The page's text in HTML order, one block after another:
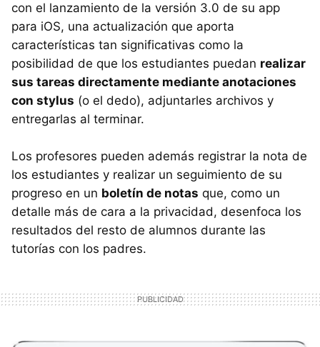
con el lanzamiento de la versión 3.0 de su app
para iOS, una actualización que aporta
características tan significativas como la
posibilidad de que los estudiantes puedan realizar
sus tareas directamente mediante anotaciones
con stylus (o el dedo), adjuntarles archivos y
entregarlas al terminar.
Los profesores pueden además registrar la nota de
los estudiantes y realizar un seguimiento de su
progreso en un boletín de notas que, como un
detalle más de cara a la privacidad, desenfoca los
resultados del resto de alumnos durante las
tutorías con los padres.